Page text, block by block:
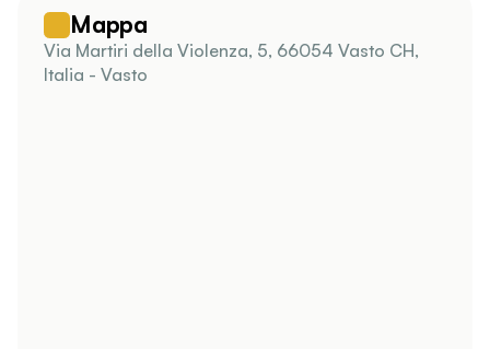
Mappa
Via Martiri della Violenza, 5, 66054 Vasto CH,
Italia - Vasto